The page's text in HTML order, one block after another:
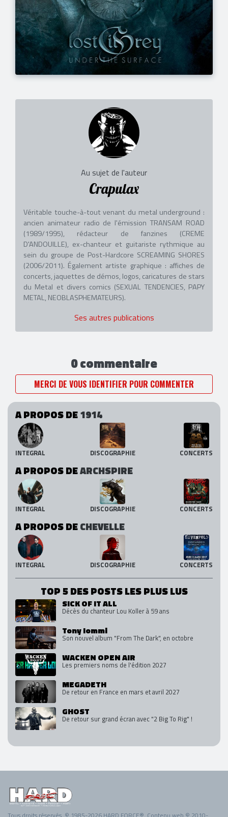
Au sujet de l'auteur
Crapulax
Véritable touche-à-tout venant du metal underground :
ancien animateur radio de l'émission TRANSAM ROAD
(1989/1995), rédacteur de fanzines (CREME
D'ANDOUILLE), ex-chanteur et guitariste rythmique au
sein du groupe de Post-Hardcore SCREAMING SHORES
(2006/2011). Également artiste graphique : affiches de
concerts, jaquettes de démos, logos, caricatures de stars
du Metal et divers comics (SEXUAL TENDENCIES, PAPY
METAL, NEOBLASPHEMATEURS).
Ses autres publications
0 commentaire
MERCI DE VOUS IDENTIFIER POUR COMMENTER
A PROPOS DE1914
INTEGRAL DISCOGRAPHIE CONCERTS
A PROPOS DEARCHSPIRE
INTEGRAL DISCOGRAPHIE CONCERTS
A PROPOS DECHEVELLE
INTEGRAL DISCOGRAPHIE CONCERTS
TOP 5 DES POSTS LES PLUS LUS
SICK OF IT ALL
Décès du chanteur Lou Koller à 59 ans
Tony Iommi
Son nouvel album "From The Dark", en octobre
WACKEN OPEN AIR
Les premiers noms de l'édition 2027
MEGADETH
De retour en France en mars et avril 2027
GHOST
De retour sur grand écran avec "2 Big To Rig" !